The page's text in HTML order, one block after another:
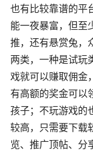
也有比较靠谱的平
能一夜暴富，但至
推，还有悬赏兔，
两类，一种是试玩
戏就可以赚取佣金
有高额的奖金可以
孩子；不玩游戏的
较高，只需要下载
览、推广顶帖、分